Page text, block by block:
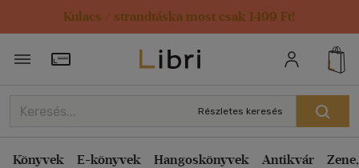
Kulacs / strandtáska most csak 1499 Ft!
Törzsvásárlói Kártya adatai
Részletes keresés
Könyvek E-könyvek Hangoskönyvek Antikvár